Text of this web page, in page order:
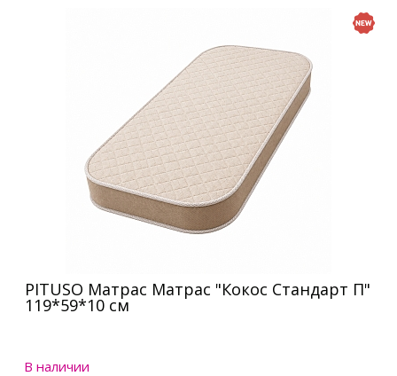
PITUSO Матрас Матрас "Кокос Стандарт П"
119*59*10 см
В наличии